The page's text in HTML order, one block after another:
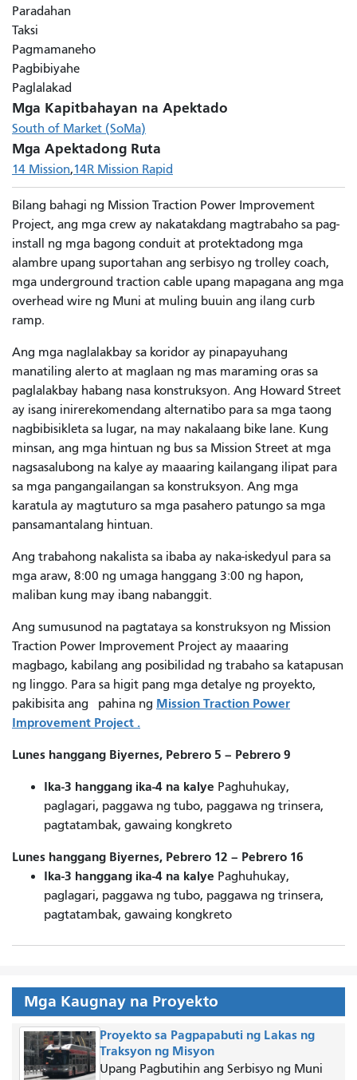
Paradahan
Taksi
Pagmamaneho
Pagbibiyahe
Paglalakad
Mga Kapitbahayan na Apektado
South of Market (SoMa)
Mga Apektadong Ruta
14 Mission 14R Mission Rapid
Bilang bahagi ng Mission Traction Power Improvement
Project, ang mga crew ay nakatakdang magtrabaho sa pag-
install ng mga bagong conduit at protektadong mga
alambre upang suportahan ang serbisyo ng trolley coach,
mga underground traction cable upang mapagana ang mga
overhead wire ng Muni at muling buuin ang ilang curb
ramp.
Ang mga naglalakbay sa koridor ay pinapayuhang
manatiling alerto at maglaan ng mas maraming oras sa
paglalakbay habang nasa konstruksyon. Ang Howard Street
ay isang inirerekomendang alternatibo para sa mga taong
nagbibisikleta sa lugar, na may nakalaang bike lane. Kung
minsan, ang mga hintuan ng bus sa Mission Street at mga
nagsasalubong na kalye ay maaaring kailangang ilipat para
sa mga pangangailangan sa konstruksyon. Ang mga
karatula ay magtuturo sa mga pasahero patungo sa mga
pansamantalang hintuan.
Ang trabahong nakalista sa ibaba ay naka-iskedyul para sa
mga araw, 8:00 ng umaga hanggang 3:00 ng hapon,
maliban kung may ibang nabanggit.
Ang sumusunod na pagtataya sa konstruksyon ng Mission
Traction Power Improvement Project ay maaaring
magbago, kabilang ang posibilidad ng trabaho sa katapusan
ng linggo. Para sa higit pang mga detalye ng proyekto,
pakibisita ang
pahina ng Mission Traction Power
Improvement Project .
Lunes hanggang Biyernes, Pebrero 5 – Pebrero 9
Ika-3 hanggang ika-4 na kalye Paghuhukay,
paglagari, paggawa ng tubo, paggawa ng trinsera,
pagtatambak, gawaing kongkreto
Lunes hanggang Biyernes, Pebrero 12 – Pebrero 16
Ika-3 hanggang ika-4 na kalye Paghuhukay,
paglagari, paggawa ng tubo, paggawa ng trinsera,
pagtatambak, gawaing kongkreto
Mga Kaugnay na Proyekto
Proyekto sa Pagpapabuti ng Lakas ng
Traksyon ng Misyon
Upang Pagbutihin ang Serbisyo ng Muni